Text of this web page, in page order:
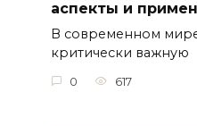
аспекты и
В современном
критически важную
0 617